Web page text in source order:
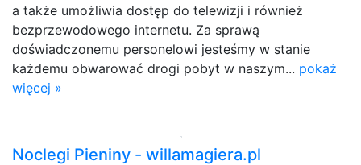
a także umożliwia dostęp do telewizji i również
bezprzewodowego internetu. Za sprawą
doświadczonemu personelowi jesteśmy w stanie
każdemu obwarować drogi pobyt w naszym... pokaż
więcej »
Noclegi Pieniny - willamagiera.pl